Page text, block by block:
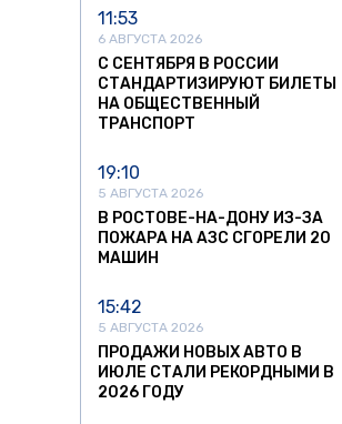
11:53
6 АВГУСТА 2026
С СЕНТЯБРЯ В РОССИИ
СТАНДАРТИЗИРУЮТ БИЛЕТЫ
НА ОБЩЕСТВЕННЫЙ
ТРАНСПОРТ
19:10
5 АВГУСТА 2026
В РОСТОВЕ-НА-ДОНУ ИЗ-ЗА
ПОЖАРА НА АЗС СГОРЕЛИ 20
МАШИН
15:42
5 АВГУСТА 2026
ПРОДАЖИ НОВЫХ АВТО В
ИЮЛЕ СТАЛИ РЕКОРДНЫМИ В
2026 ГОДУ